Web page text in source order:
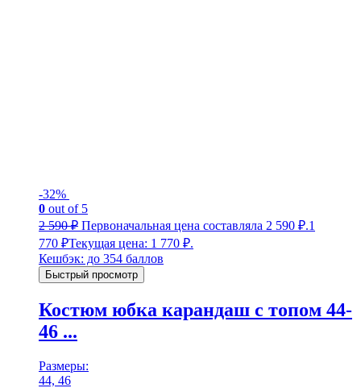
-32%
0 out of 5
2 590₽ Первоначальная цена составляла 2 590 ₽.1
770 ₽Текущая цена: 1 770 ₽.
Кешбэк: до 354 баллов
Быстрый просмотр
Костюм юбка карандаш с топом 44-
46 ...
Размеры:
44, 46